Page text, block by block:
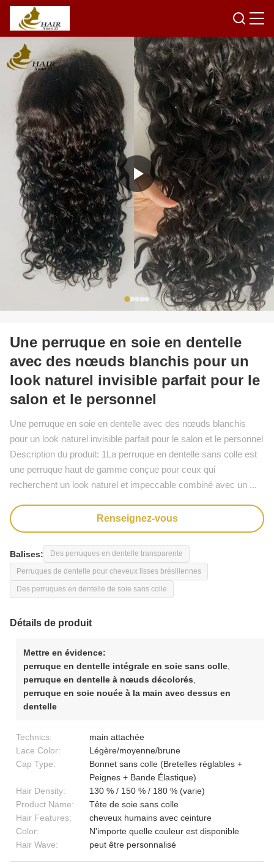
Une perruque en soie en dentelle
avec des nœuds blanchis pour un
look naturel invisible parfait pour le
salon et le personnel
Une perruque en soie en dentelle avec des nœuds blanchis
pour un look naturel invisible parfait pour le salon et le personnel
Description du produit: 1La perruque en dentelle sans colle est
une perruque haut de gamme conçue pour ceux qui
recherchent un look naturel et impeccable combiné avec un ...
Renseignez-vous
Balises: Des perruques en dentelle transparente
Perruques de dentelle pour cheveux lisses brésiliennes
Des perruques en dentelle de soie sans colle
Détails de produit
Mettre en évidence:
perruque en dentelle intégrale en soie sans colle
perruque en dentelle à nœuds décolorés
perruque en soie nouée à la main avec dessus en
dentelle
Technics:
main attachée
Lace Color:
Légère/moyenne/brune
Cap Type:
Bonnet sans colle (Bretelles réglables +
Peignes + Bande Élastique)
Hair Density:
130 % / 150 % / 180 % (varie)
Product Name:
Tête de soie sans colle
Hair Features:
cheveux humains avec ceinture
Color:
N'importe quelle couleur est disponible
Hair Wave:
peut être personnalisé